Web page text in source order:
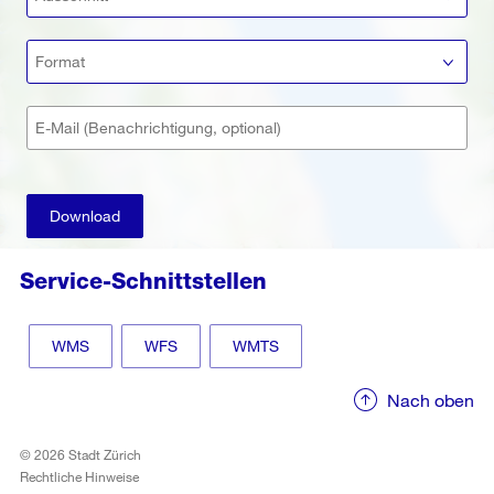
Format
E-Mail (Benachrichtigung, optional)
Download
Service-Schnittstellen
WMS WFS WMTS
Nach oben
© 2026 Stadt Zürich
Rechtliche Hinweise